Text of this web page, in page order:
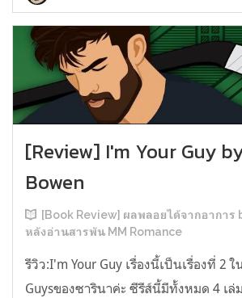
[Review] I'm Your Guy
Bowen
[Book Review] ผลพลอยได้จากอาการ
หลังอ่านสารพัน MM Romance
รีวิว:I'm Your Guy เรื่องนี้เป็นเรื่องที่ 2
Guysของซารินาค่ะ ซีรีส์นี้มีทั้งหมด 4 เล่